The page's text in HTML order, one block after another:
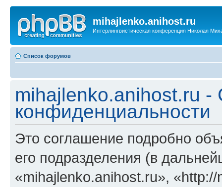
mihajlenko.anihost.ru
Интерлингвистическая конференция Николая
Список форумов
mihajlenko.anihost.ru -
конфиденциальности
Это соглашение подробно
его подразделения (в
«mihajlenko.anihost.ru»,